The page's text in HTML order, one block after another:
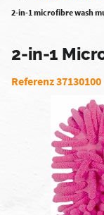
2-in-1 microfibre wash
2-in-1
Referenz 37130100